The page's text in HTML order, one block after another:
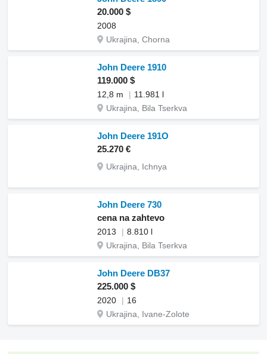
20.000 $
2008
Ukrajina, Chorna
John Deere 1910
119.000 $
12,8 m
11.981 l
Ukrajina, Bila Tserkva
John Deere 191O
25.270 €
Ukrajina, Ichnya
John Deere 730
cena na zahtevo
2013
8.810 l
Ukrajina, Bila Tserkva
John Deere DB37
225.000 $
2020
16
Ukrajina, Ivane-Zolote